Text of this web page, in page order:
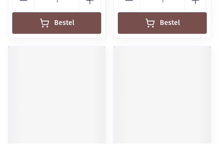
Bestel Bestel